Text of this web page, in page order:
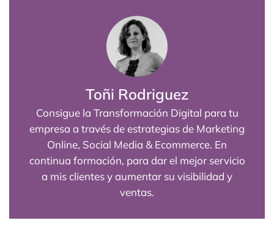
Toñi Rodriguez
Consigue la Transformación Digital para tu
empresa a través de estrategias de Marketing
Online, Social Media & Ecommerce. En
continua formación, para dar el mejor servicio
a mis clientes y aumentar su visibilidad y
ventas.